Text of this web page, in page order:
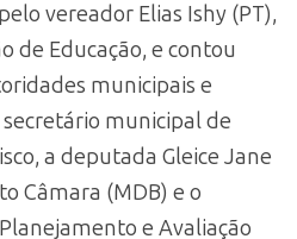
vereador Elias Ishy (PT),
de Educação, e contou
municipais e
municipal de
a deputada Gleice Jane
Câmara (MDB) e o
e Avaliação